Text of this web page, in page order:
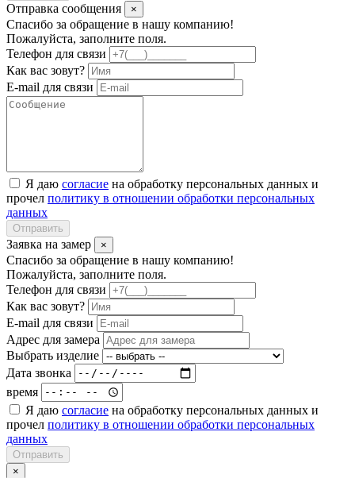
Отправка сообщения ×
Спасибо за обращение в нашу компанию!
Пожалуйста, заполните поля.
Телефон для связи
Как вас зовут?
E-mail для связи
Я даю согласие на обработку персональных данных и
прочел политику в отношении обработки персональных
данных
Отправить
Заявка на замер ×
Спасибо за обращение в нашу компанию!
Пожалуйста, заполните поля.
Телефон для связи
Как вас зовут?
E-mail для связи
Адрес для замера
Выбрать изделие
Дата звонка
время
Я даю согласие на обработку персональных данных и
прочел политику в отношении обработки персональных
данных
Отправить
×